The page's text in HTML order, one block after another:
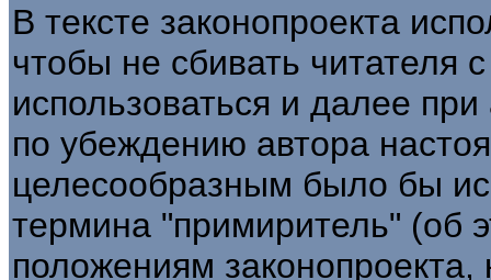
В тексте законопроекта
чтобы не сбивать читателя
использоваться и далее
по убеждению автора
целесообразным было бы
термина "примиритель" (об
положениям законопроекта,